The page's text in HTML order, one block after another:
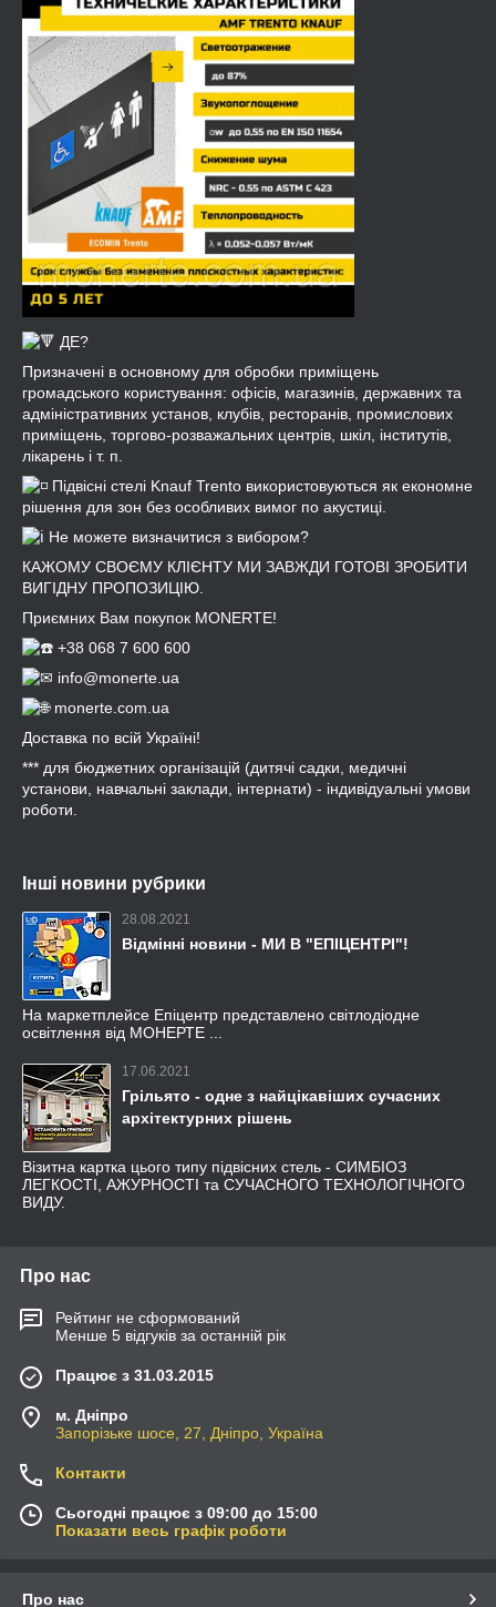
ДЕ?
Призначені в основному для обробки приміщень
громадського користування: офісів, магазинів, державних та
адміністративних установ, клубів, ресторанів, промислових
приміщень, торгово-розважальних центрів, шкіл, інститутів,
лікарень і т. п.
Підвісні стелі Knauf Trento використовуються як економне
рішення для зон без особливих вимог по акустиці.
Не можете визначитися з вибором?
КАЖОМУ СВОЄМУ КЛІЄНТУ МИ ЗАВЖДИ ГОТОВІ ЗРОБИТИ
ВИГІДНУ ПРОПОЗИЦІЮ.
Приємних Вам покупок MONERTE!
+38 068 7 600 600
info@monerte.ua
monerte.com.ua
Доставка по всій Україні!
*** для бюджетних організацій (дитячі садки, медичні
установи, навчальні заклади, інтернати) - індивідуальні умови
роботи.
Інші новини рубрики
28.08.2021
Відмінні новини - МИ В "ЕПІЦЕНТРІ"!
На маркетплейсе Епіцентр представлено світлодіодне
освітлення від МОНЕРТЕ ...
17.06.2021
Грільято - одне з найцікавіших сучасних
архітектурних рішень
Візитна картка цього типу підвісних стель - СИМБІОЗ
ЛЕГКОСТІ, АЖУРНОСТІ та СУЧАСНОГО ТЕХНОЛОГІЧНОГО
ВИДУ.
Про нас
Рейтинг не сформований
Менше 5 відгуків за останній рік
Працює з 31.03.2015
м. Дніпро
Запорізьке шосе, 27, Дніпро, Україна
Контакти
Сьогодні працює з 09:00 до 15:00
Показати весь графік роботи
Про нас